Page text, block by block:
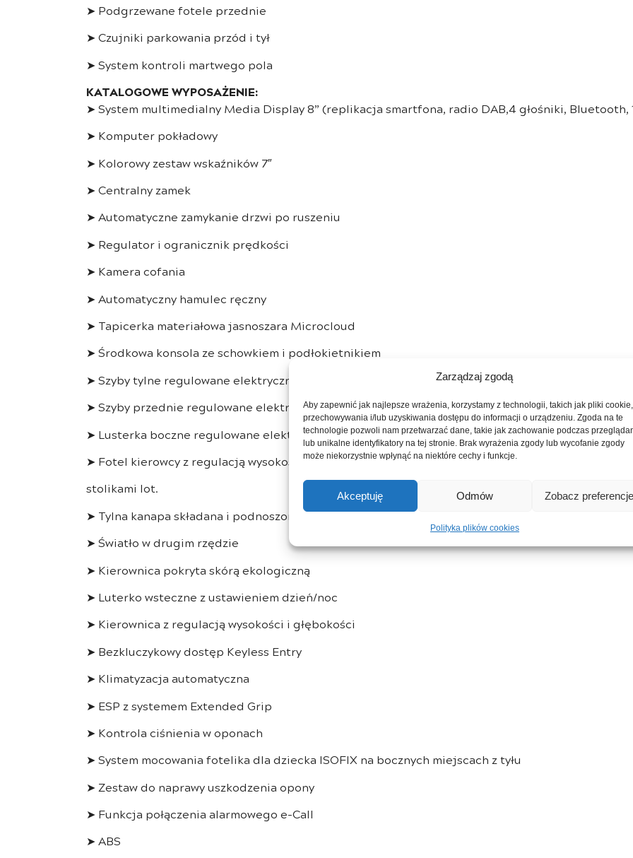
Zarządzaj zgodą
Aby zapewnić jak najlepsze wrażenia, korzystamy z technologii, takich jak pliki
przechowywania i/lub uzyskiwania dostępu do informacji o urządzeniu. Zgoda na te
technologie pozwoli nam przetwarzać dane, takie jak zachowanie podczas
lub unikalne identyfikatory na tej stronie. Brak wyrażenia zgody lub wycofanie zgody
może niekorzystnie wpłynąć na niektóre cechy i funkcje.
Akceptuję Odmów Zobacz preferencje
Polityka plików cookies
➤ Podgrzewane fotele przednie
➤ Czujniki parkowania przód i tył
➤ System kontroli martwego pola
KATALOGOWE WYPOSAŻENIE:
➤ System multimedialny Media Display 8” (replikacja smartfona, radio DAB,4 głośniki, Bluetooth,
➤ Komputer pokładowy
➤ Kolorowy zestaw wskaźników 7″
➤ Centralny zamek
➤ Automatyczne zamykanie drzwi po ruszeniu
➤ Regulator i ogranicznik prędkości
➤ Kamera cofania
➤ Automatyczny hamulec ręczny
➤ Tapicerka materiałowa jasnoszara Microcloud
➤ Środkowa konsola ze schowkiem i podłokietnikiem
➤ Szyby tylne regulowane elektrycznie
➤ Szyby przednie regulowane elektrycznie z włącznikiem impulsowym po stronie kierowcy
➤ Lusterka boczne regulowane elektrycznie, podgrzewane z czujnikiem temperatury
➤ Fotel kierowcy z regulacją wysokości bez podłokietnika, oparcia przednich foteli ze
stolikami lot.
➤ Tylna kanapa składana i podnoszona w układzie 1/3-2/3
➤ Światło w drugim rzędzie
➤ Kierownica pokryta skórą ekologiczną
➤ Luterko wsteczne z ustawieniem dzień/noc
➤ Kierownica z regulacją wysokości i głębokości
➤ Bezkluczykowy dostęp Keyless Entry
➤ Klimatyzacja automatyczna
➤ ESP z systemem Extended Grip
➤ Kontrola ciśnienia w oponach
➤ System mocowania fotelika dla dziecka ISOFIX na bocznych miejscach z tyłu
➤ Zestaw do naprawy uszkodzenia opony
➤ Funkcja połączenia alarmowego e-Call
➤ ABS